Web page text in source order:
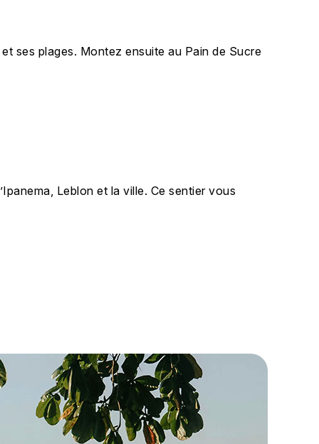
ses plages. Montez ensuite au Pain de Sucre
Leblon et la ville. Ce sentier vous